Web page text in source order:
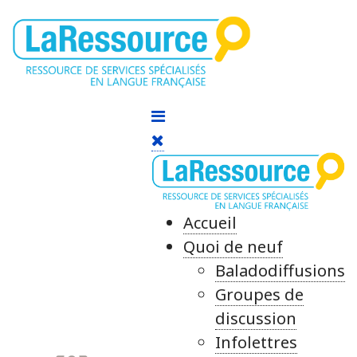
Accueil
Quoi de neuf
Baladodiffusions
Groupes de
discussion
Infolettres